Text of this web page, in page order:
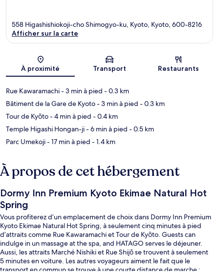
Carte
558 Higashishiokoji-cho Shimogyo-ku, Kyoto, Kyoto, 600-8216
Afficher sur la carte
À proximité Transport Restaurants
Rue Kawaramachi- 3 min à pied - 0.3 km
Bâtiment de la Gare de Kyoto- 3 min à pied - 0.3 km
Tour de Kyōto- 4 min à pied - 0.4 km
Temple Higashi Hongan-ji- 6 min à pied - 0.5 km
Parc Umekoji- 17 min à pied - 1.4 km
À propos de cet hébergement
Dormy Inn Premium Kyoto Ekimae Natural Hot
Spring
Vous profiterez d’un emplacement de choix dans Dormy Inn Premium
Kyoto Ekimae Natural Hot Spring, à seulement cinq minutes à pied
d’attraits comme Rue Kawaramachi et Tour de Kyōto. Guests can
indulge in un massage at the spa, and HATAGO serves le déjeuner.
Aussi, les attraits Marché Nishiki et Rue Shijō se trouvent à seulement
5 minutes en voiture. Les autres voyageurs aiment le fait que le
transport en commun se trouve à une courte distance de marche :